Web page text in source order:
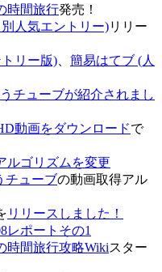
時間旅行発売！
人気エントリー)リリー
リー版)
簡易はてブ (人
チューブが紹介されまし
動画をダウンロードで
ルゴリズムを変更
チューブの動画取得アル
リリースしました！
レポートその1
時間旅行攻略Wikiスター